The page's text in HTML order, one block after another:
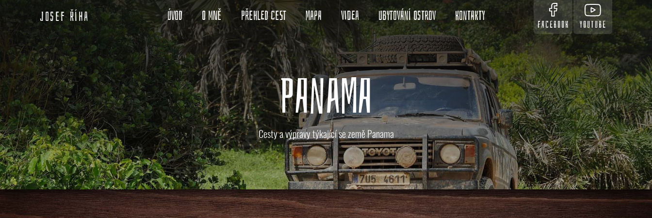
Josef Říha Úvod O mně Přehled cest Mapa Videa Ubytování ostrov Kontakty
FACEBOOK YOUTUBE
PANAMA
Cesty a výpravy týkající se země Panama